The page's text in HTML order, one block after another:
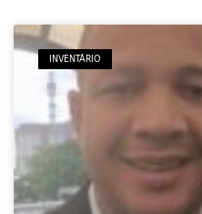
INVENTÁRIO